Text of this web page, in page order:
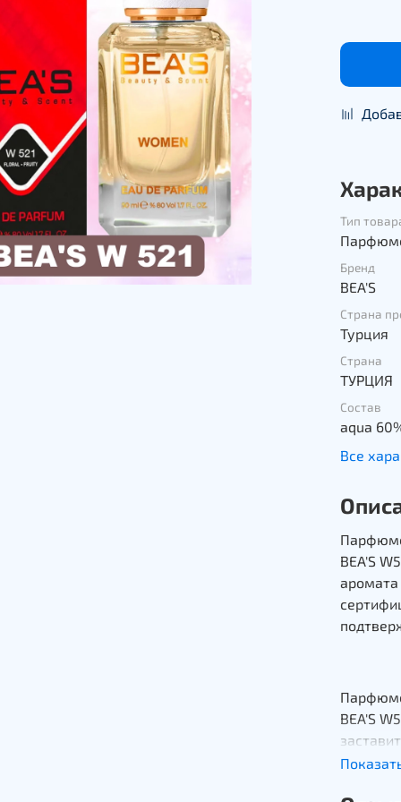
Тип
Бренд
BEA'S
Страна
Турция
Страна
ТУРЦИЯ
Состав
aqua
Все
BEA'S
BEA'S